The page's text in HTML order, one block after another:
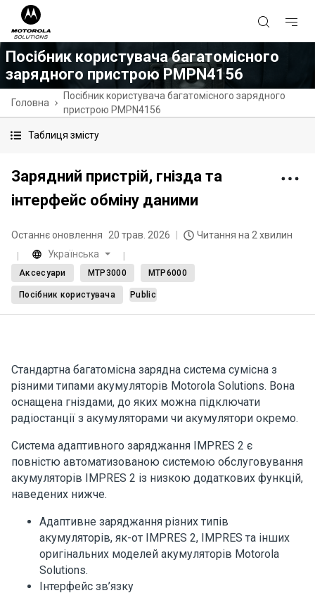
Посібник користувача багатомісного
зарядного пристрою PMPN4156
Головна
Посібник користувача багатомісного зарядного
пристрою PMPN4156
Таблиця змісту
Зарядний пристрій, гнізда та
інтерфейс обміну даними
Останнє оновлення 20 трав. 2026
Читання на 2 хвилин
Українська
Аксесуари MTP3000 MTP6000
Посібник користувача Public
Стандартна багатомісна зарядна система сумісна з
різними типами акумуляторів Motorola Solutions. Вона
оснащена гніздами, до яких можна підключати
радіостанції з акумуляторами чи акумулятори окремо.
Система адаптивного заряджання IMPRES 2 є
повністю автоматизованою системою обслуговування
акумуляторів IMPRES 2 із низкою додаткових функцій,
наведених нижче.
Адаптивне заряджання різних типів
акумуляторів, як-от IMPRES 2, IMPRES та інших
оригінальних моделей акумуляторів Motorola
Solutions.
Інтерфейс зв’язку